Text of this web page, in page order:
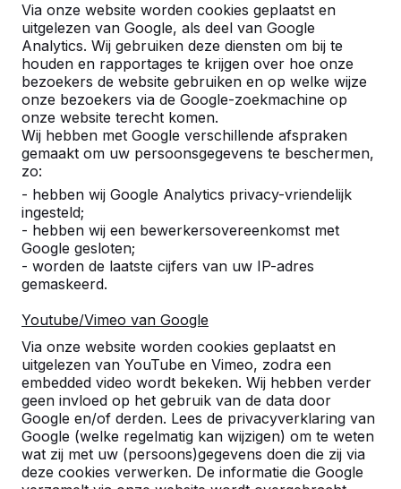
Via onze website worden cookies geplaatst en
uitgelezen van Google, als deel van Google
Analytics. Wij gebruiken deze diensten om bij te
houden en rapportages te krijgen over hoe onze
bezoekers de website gebruiken en op welke wijze
onze bezoekers via de Google-zoekmachine op
onze website terecht komen.
Wij hebben met Google verschillende afspraken
gemaakt om uw persoonsgegevens te beschermen,
zo:
- hebben wij Google Analytics privacy-vriendelijk
ingesteld;
- hebben wij een bewerkersovereenkomst met
Google gesloten;
- worden de laatste cijfers van uw IP-adres
gemaskeerd.
Youtube/Vimeo van Google
Via onze website worden cookies geplaatst en
uitgelezen van YouTube en Vimeo, zodra een
embedded video wordt bekeken. Wij hebben verder
geen invloed op het gebruik van de data door
Google en/of derden. Lees de privacyverklaring van
Google (welke regelmatig kan wijzigen) om te weten
wat zij met uw (persoons)gegevens doen die zij via
deze cookies verwerken. De informatie die Google
Referenties
U vindt onze producten in heel Europa en
buurt al een HeBlad product staat.
Product
Alles weergeven
Categorie
Alles weergeven